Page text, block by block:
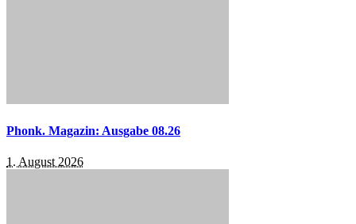
Phonk. Magazin: Ausgabe 08.26
1. August 2026